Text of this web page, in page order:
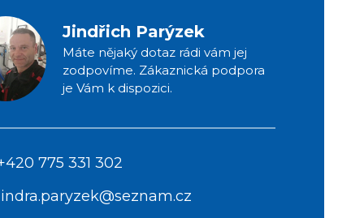
Jindřich Parýzek
Máte nějaký dotaz rádi vám jej
zodpovíme. Zákaznická podpora
je Vám k dispozici.
775 331 302